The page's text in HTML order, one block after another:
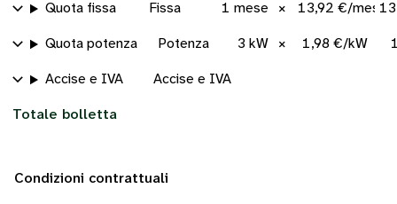
Quota fissa Fissa 1 mese × 13,92 €/mese
Quota potenza Potenza 3 kW × 1,98 €/kW
Accise e IVA Accise e IVA
Totale bolletta
Condizioni contrattuali